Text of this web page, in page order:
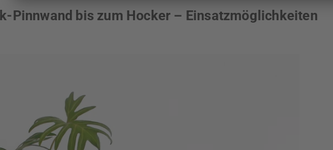
Pinnwand bis zum Hocker – Einsatzmöglichkeiten